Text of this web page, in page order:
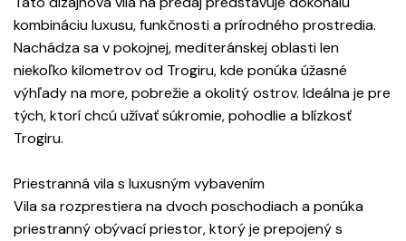
kombináciu luxusu, funkčnosti a prírodného prostredia.
Nachádza sa v pokojnej, mediteránskej oblasti len
niekoľko kilometrov od Trogiru, kde ponúka úžasné
výhľady na more, pobrežie a okolitý ostrov. Ideálna je pre
tých, ktorí chcú užívať súkromie, pohodlie a blízkosť
Trogiru.
Priestranná vila s luxusným vybavením
Vila sa rozprestiera na dvoch poschodiach a ponúka
priestranný obývací priestor, ktorý je prepojený s